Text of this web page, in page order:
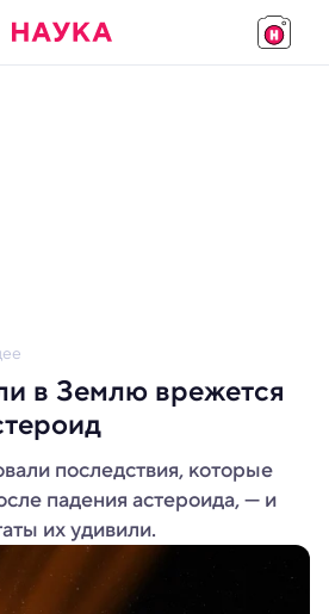
в Землю врежется
последствия, которые
падения астероида, — и
их удивили.